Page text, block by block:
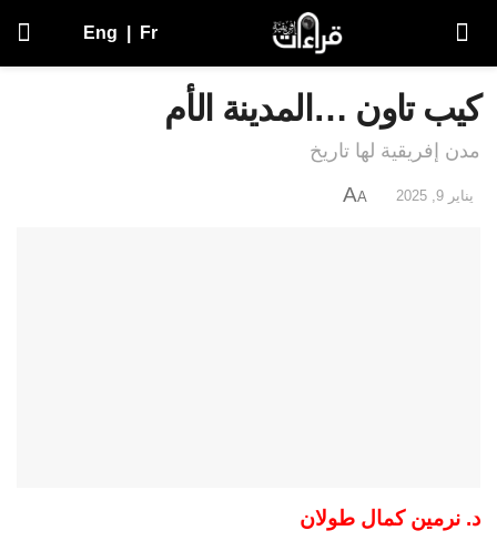
Eng Fr
كيب تاون …المدينة الأم
مدن إفريقية لها تاريخ
يناير 9, 2025 A
A
د. نرمين كمال طولان